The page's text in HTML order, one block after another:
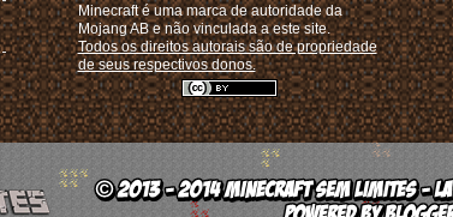
Minecraft é uma marca de autoridade da
Mojang AB e não vinculada a este site.
Todos os direitos autorais são de propriedade
de seus respectivos donos.